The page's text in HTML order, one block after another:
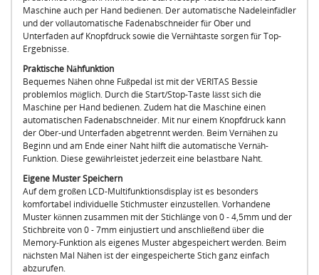
Maschine auch per Hand bedienen. Der automatische Nadeleinfädler
und der vollautomatische Fadenabschneider für Ober und
Unterfaden auf Knopfdruck sowie die Vernähtaste sorgen für Top-
Ergebnisse.
Praktische Nähfunktion
Bequemes Nähen ohne Fußpedal ist mit der VERITAS Bessie
problemlos möglich. Durch die Start/Stop-Taste lässt sich die
Maschine per Hand bedienen. Zudem hat die Maschine einen
automatischen Fadenabschneider. Mit nur einem Knopfdruck kann
der Ober-und Unterfaden abgetrennt werden. Beim Vernähen zu
Beginn und am Ende einer Naht hilft die automatische Vernäh-
Funktion. Diese gewährleistet jederzeit eine belastbare Naht.
Eigene Muster Speichern
Auf dem großen LCD-Multifunktionsdisplay ist es besonders
komfortabel individuelle Stichmuster einzustellen. Vorhandene
Muster können zusammen mit der Stichlänge von 0 - 4,5mm und der
Stichbreite von 0 - 7mm einjustiert und anschließend über die
Memory-Funktion als eigenes Muster abgespeichert werden. Beim
nächsten Mal Nähen ist der eingespeicherte Stich ganz einfach
abzurufen.